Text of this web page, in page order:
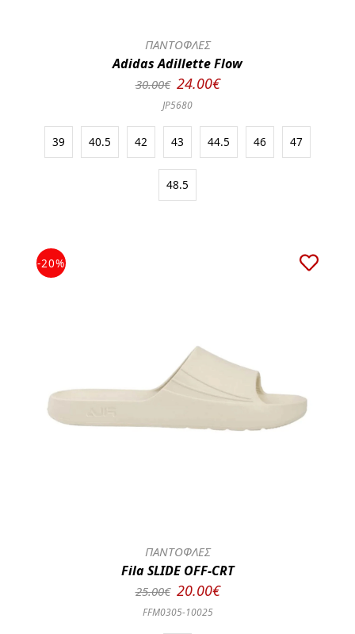
ΠΑΝΤΟΦΛΕΣ
Adidas Adillette Flow
30.00€ 24.00€
JP5680
39 40.5 42 43 44.5 46 47
48.5
-20%
ΠΑΝΤΟΦΛΕΣ
Fila SLIDE OFF-CRT
25.00€ 20.00€
FFM0305-10025